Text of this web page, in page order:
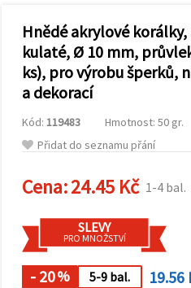
Můžete
souhlasit s
použitím
všech
cookies
kliknutím
"Přijmout
můžete
Nastavení
typu
cookies a
kliknutím
na tlačítko
"Uložit"
Hnědé akrylové
kulaté, Ø 10 mm,
ks), pro výrobu šperků,
a dekorací
Kód: 119483 Hmotnost: 50 gr.
Přidat do seznamu přání
Cena:24.45 Kč 1-4 bal.
SLEVY
PRO MNOŽSTVÍ
- 20% 5-9 bal.
19.56